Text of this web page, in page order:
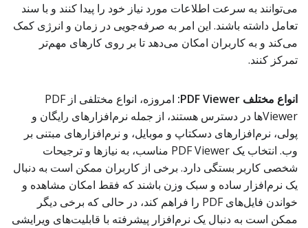
می‌توانند به سرعت اطلاعات مورد نیاز خود را پیدا کنند و با سند
تعامل داشته باشند. این امر به صرفه‌جویی در زمان و انرژی کمک
می‌کند و به کاربران امکان می‌دهد تا بر روی کارهای مهم‌تر
تمرکز کنند.
انواع مختلف PDF Viewer:
امروزه، انواع مختلفی از PDF
Viewerها در دسترس هستند، از جمله نرم‌افزارهای رایگان و
پولی، نرم‌افزارهای دسکتاپ و موبایل، و نرم‌افزارهای مبتنی بر
وب. انتخاب یک PDF Viewer مناسب، به نیازها و ترجیحات
شخصی کاربر بستگی دارد. برخی از کاربران ممکن است به دنبال
یک نرم‌افزار ساده و سبک وزن باشند که فقط امکان مشاهده و
خواندن فایل‌های PDF را فراهم کند، در حالی که برخی دیگر
ممکن است به دنبال یک نرم‌افزار پیشرفته با قابلیت‌های ویرایشی